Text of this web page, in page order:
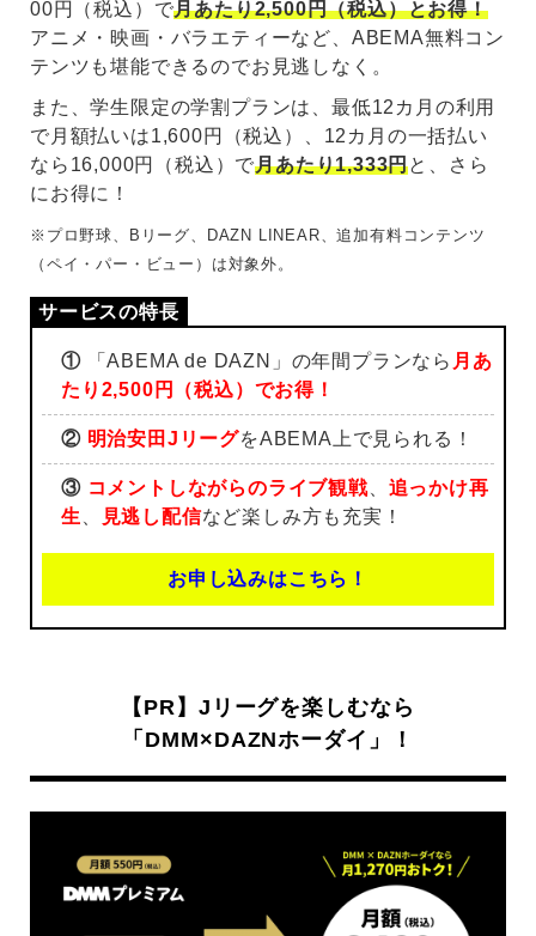
00円（税込）で月あたり2,500円（税込）とお得！
アニメ・映画・バラエティーなど、ABEMA無料コン
テンツも堪能できるのでお見逃しなく。
また、学生限定の学割プランは、最低12カ月の利用
で月額払いは1,600円（税込）、12カ月の一括払い
なら16,000円（税込）で月あたり1,333円と、さら
にお得に！
※プロ野球、Bリーグ、DAZN LINEAR、追加有料コンテンツ
（ペイ・パー・ビュー）は対象外。
①「ABEMA de DAZN」の年間プランなら 月あ
たり2,500円（税込）でお得！
② 明治安田JリーグをABEMA上で見られる！
③ コメントしながらのライブ観戦、 追っかけ再
生
見逃し配信など楽しみ方も充実！
お申し込みはこちら！
【PR】Jリーグを楽しむなら
「DMM×DAZNホーダイ」！